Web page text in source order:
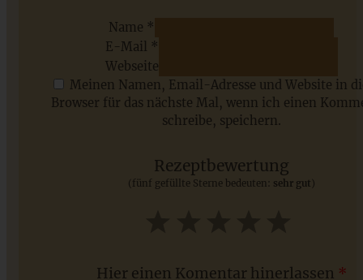
Saisonale Rezepte im Juli - meine 7 sommerlichen
Name *
E-Mail *
Webseite
Meinen Namen, Email-Adresse und Website in
Browser für das nächste Mal, wenn ich einen
schreibe, speichern.
Rezeptbewertung
(fünf gefüllte Sterne bedeuten: sehr gut )
Hier einen Komentar hinerlassen *